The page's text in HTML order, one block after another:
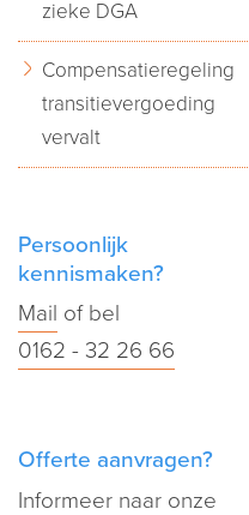
zieke DGA
Compensatieregeling
transitievergoeding
vervalt
Persoonlijk
kennismaken?
Mail of bel
0162 - 32 26 66
Offerte aanvragen?
Informeer naar onze